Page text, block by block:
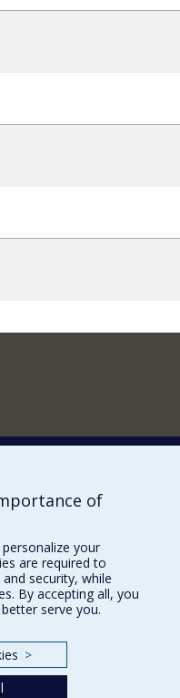
of
your
are required to
security, while
By accepting all, you
serve you.
>